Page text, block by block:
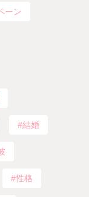
ーン
結婚
性格